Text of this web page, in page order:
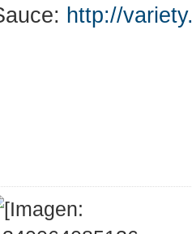
http://